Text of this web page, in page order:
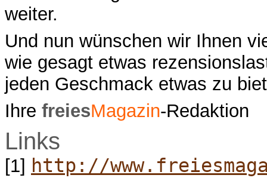
weiter.
Und nun wünschen wir Ihnen
wie gesagt etwas
jeden Geschmack etwas zu
Ihre freiesMagazin-Redaktion
Links
[1] http://